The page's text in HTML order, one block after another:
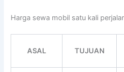
Harga sewa mobil satu kali
ASAL TUJUAN